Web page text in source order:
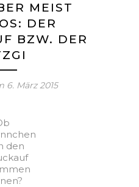
MEIST
DER
BZW. DER
6. März 2015
den